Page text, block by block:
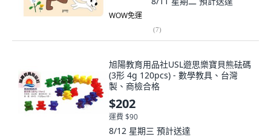
WOW免運
(7)
旭陽教育用品社USL遊思樂寶貝熊砝碼
(3形 4g 120pcs) - 數學教具、台灣
製、商檢合格
$202
運費 $90
8/12 星期三 預計送達